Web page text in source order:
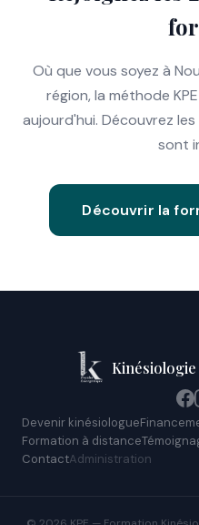
Où que vous soyez à
région, la méthode
aujourd'hui. Découvrez les
sont
Découvrir la
Devenir kinésiologue
Formation à distance
ContactAdministration